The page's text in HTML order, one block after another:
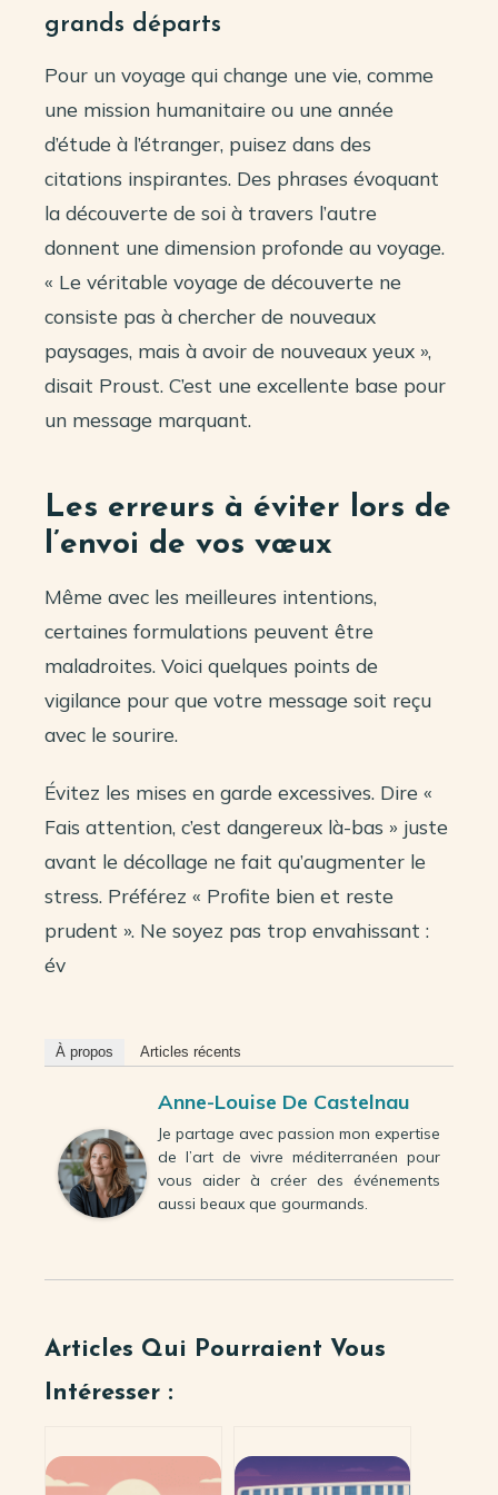
grands départs
Pour un voyage qui change une vie, comme
une mission humanitaire ou une année
d’étude à l’étranger, puisez dans des
citations inspirantes. Des phrases évoquant
la découverte de soi à travers l’autre
donnent une dimension profonde au voyage.
« Le véritable voyage de découverte ne
consiste pas à chercher de nouveaux
paysages, mais à avoir de nouveaux yeux »,
disait Proust. C’est une excellente base pour
un message marquant.
Les erreurs à éviter lors de
l’envoi de vos vœux
Même avec les meilleures intentions,
certaines formulations peuvent être
maladroites. Voici quelques points de
vigilance pour que votre message soit reçu
avec le sourire.
Évitez les mises en garde excessives. Dire «
Fais attention, c’est dangereux là-bas » juste
avant le décollage ne fait qu’augmenter le
stress. Préférez « Profite bien et reste
prudent ». Ne soyez pas trop envahissant :
év
À propos Articles récents
Anne-Louise De Castelnau
Je partage avec passion mon expertise
de l’art de vivre méditerranéen pour
vous aider à créer des événements
aussi beaux que gourmands.
Articles Qui Pourraient Vous
Intéresser :